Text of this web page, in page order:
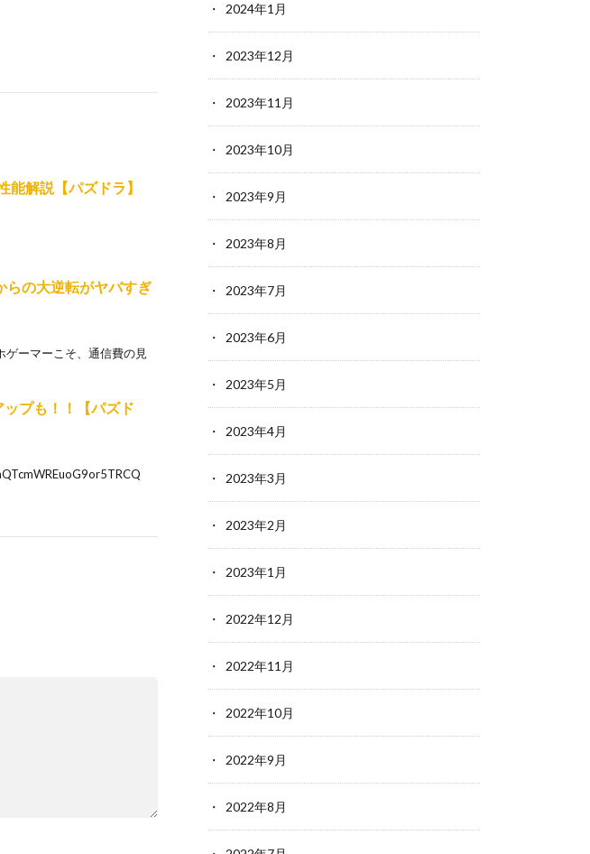
解説【パズドラ】
らの大逆転がヤバすぎ
ゲーマーこそ、通信費の見
プも！！【パズド
2024年1月
2023年12月
2023年11月
2023年10月
2023年9月
2023年8月
2023年7月
2023年6月
2023年5月
2023年4月
2023年3月
2023年2月
2023年1月
2022年12月
2022年11月
2022年10月
2022年9月
2022年8月